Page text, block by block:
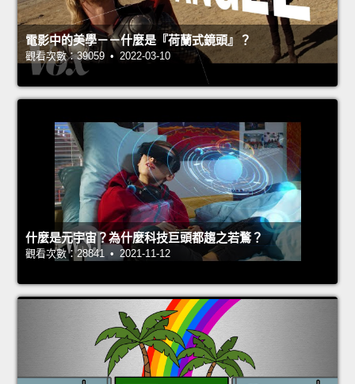
電影中的美學－－什麼是『荷蘭式鏡頭』？
觀看次數：39059 • 2022-03-10
什麼是元宇宙？為什麼科技巨頭都趨之若鶩？
觀看次數：28841 • 2021-11-12